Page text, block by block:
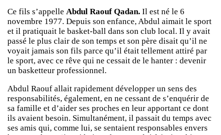
Ce fils s’appelle Abdul Raouf Qadan. Il est né le 6
novembre 1977. Depuis son enfance, Abdul aimait le sport
et il pratiquait le basket-ball dans son club local. Il y avait
passé le plus clair de son temps et son père disait qu’il ne
voyait jamais son fils parce qu’il était tellement attiré par
le sport, avec ce rêve qui ne cessait de le hanter : devenir
un basketteur professionnel.
Abdul Raouf allait rapidement développer un sens des
responsabilités, également, en ne cessant de s’enquérir de
sa famille et d’aider ses proches en leur apportant ce dont
ils avaient besoin. Simultanément, il passait du temps avec
ses amis qui, comme lui, se sentaient responsables envers